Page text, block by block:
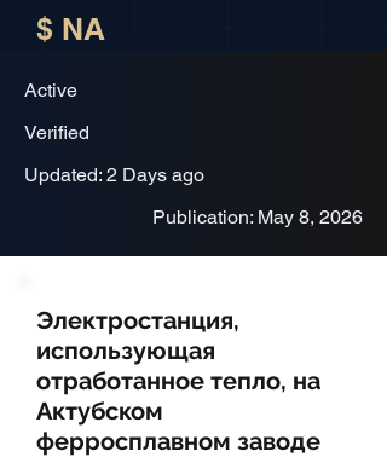
$ NA
Active
Verified
Updated: 2 Days ago
Publication: May 8, 2026
Электростанция,
использующая
отработанное тепло, на
Актубском
ферросплавном заводе